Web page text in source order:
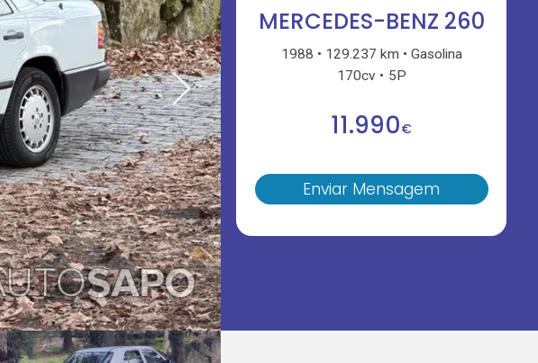
MERCEDES-BENZ 260
1988 129.237 km
Gasolina
170cv
5P
11.990€
Enviar Mensagem